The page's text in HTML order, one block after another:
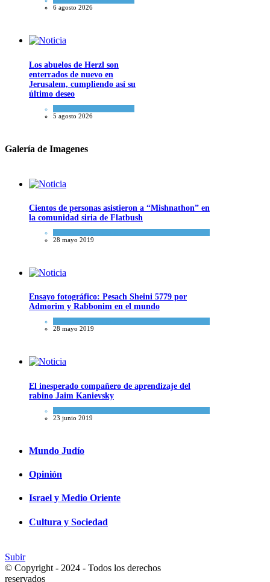
6 agosto 2026
Los abuelos de Herzl son
enterrados de nuevo en
Jerusalem, cumpliendo así su
último deseo
5 agosto 2026
Galería de Imagenes
Cientos de personas asistieron a “Mishnathon” en
la comunidad siria de Flatbush
28 mayo 2019
Ensayo fotográfico: Pesach Sheini 5779 por
Admorim y Rabbonim en el mundo
28 mayo 2019
El inesperado compañero de aprendizaje del
rabino Jaim Kanievsky
23 junio 2019
Mundo Judío
Opinión
Israel y Medio Oriente
Cultura y Sociedad
Subir
© Copyright - 2024 - Todos los derechos
reservados